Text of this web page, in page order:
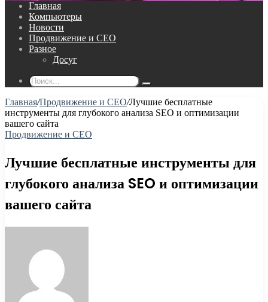
Главная
Компьютеры
Новости
Продвижение и СЕО
Разное
Досуг
Поиск...
Главная/Продвижение и СЕО/Лучшие бесплатные
инструменты для глубокого анализа SEO и оптимизации
вашего сайта
Продвижение и СЕО
Лучшие бесплатные инструменты для
глубокого анализа SEO и оптимизации
вашего сайта